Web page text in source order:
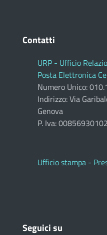
Contatti
URP - Ufficio
Posta Elettronica
Numero Unico:
Indirizzo: Via
Genova
P. Iva: 00856930102
Ufficio stampa -
Seguici su